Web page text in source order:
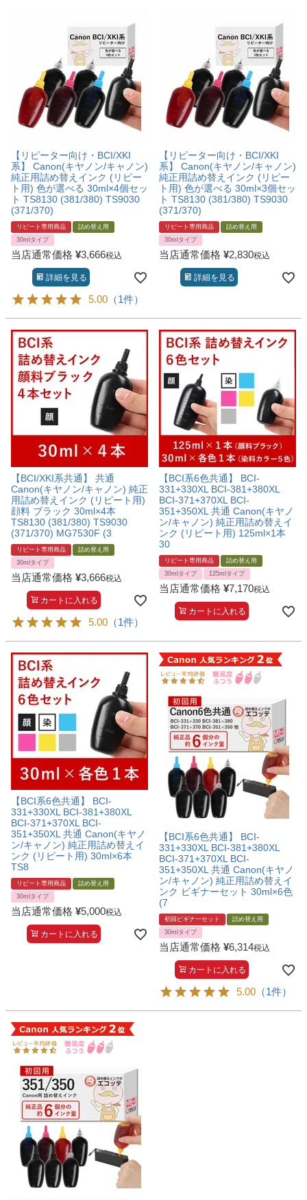
【リピーター向け・BCI/XKI
系】 Canon(キヤノン/キャノン)
純正用詰め替えインク (リピー
ト用) 色が選べる 30ml×4個セッ
ト TS8130 (381/380) TS9030
(371/370)
リピート専用商品
詰め替え用
30mlタイプ
当店通常価格 ¥3,666税込
詳細を見る
5.00 （1件）
【リピーター向け・BCI/XKI
系】 Canon(キヤノン/キャノン)
純正用詰め替えインク (リピー
ト用) 色が選べる 30ml×3個セッ
ト TS8130 (381/380) TS9030
(371/370)
リピート専用商品
詰め替え用
30mlタイプ
当店通常価格 ¥2,830税込
詳細を見る
【BCI/XKI系共通】 共通
Canon(キヤノン/キャノン) 純正
用詰め替えインク (リピート用)
顔料 ブラック 30ml×4本
TS8130 (381/380) TS9030
(371/370) MG7530F (3
リピート専用商品
詰め替え用
30mlタイプ
当店通常価格 ¥3,666税込
カートに入れる
5.00 （1件）
【BCI系6色共通】 BCI-
331+330XL BCI-381+380XL
BCI-371+370XL BCI-
351+350XL 共通 Canon(キヤノ
ン/キャノン) 純正用詰め替えイ
ンク (リピート用) 125ml×1本
30
リピート専用商品
詰め替え用
30mlタイプ
125mlタイプ
当店通常価格 ¥7,170税込
カートに入れる
【BCI系6色共通】 BCI-
331+330XL BCI-381+380XL
BCI-371+370XL BCI-
351+350XL 共通 Canon(キヤノ
ン/キャノン) 純正用詰め替えイ
ンク (リピート用) 30ml×6本
TS8
リピート専用商品
詰め替え用
30mlタイプ
当店通常価格 ¥5,000税込
カートに入れる
【BCI系6色共通】 BCI-
331+330XL BCI-381+380XL
BCI-371+370XL BCI-
351+350XL 共通 Canon(キヤノ
ン/キャノン) 純正用詰め替えイ
ンク ビギナーセット 30ml×6色
(7
初回ビギナーセット
詰め替え用
30mlタイプ
当店通常価格 ¥6,314税込
カートに入れる
5.00 （1件）